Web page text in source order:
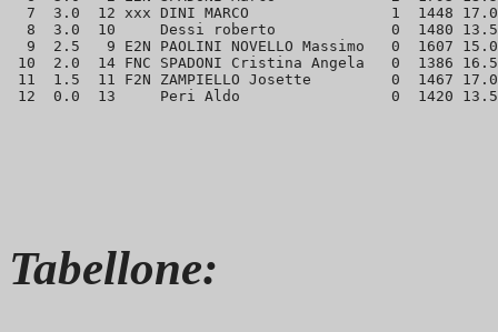
7  3.0  12 xxx DINI MARCO                1  1448
8  3.0  10     Dessi roberto             0  1480
9  2.5   9 E2N PAOLINI NOVELLO Massimo   0  1607
10  2.0  14 FNC SPADONI Cristina Angela   0  1386
11  1.5  11 F2N ZAMPIELLO Josette         0  1467
Tabellone: